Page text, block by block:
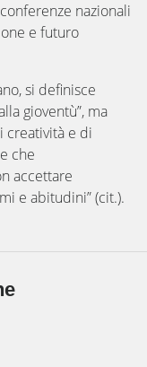
nazionali
e futuro
si definisce
gioventù”, ma
creatività e di
che
accettare
e abitudini” (cit.).